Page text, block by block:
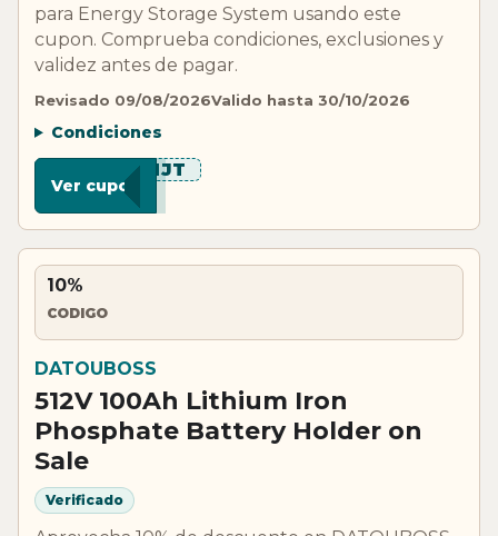
para Energy Storage System usando este
cupon. Comprueba condiciones, exclusiones y
validez antes de pagar.
Revisado 09/08/2026Valido hasta 30/10/2026
Condiciones
***HJT
Ver cupon
10%
CODIGO
DATOUBOSS
512V 100Ah Lithium Iron
Phosphate Battery Holder on
Sale
Verificado